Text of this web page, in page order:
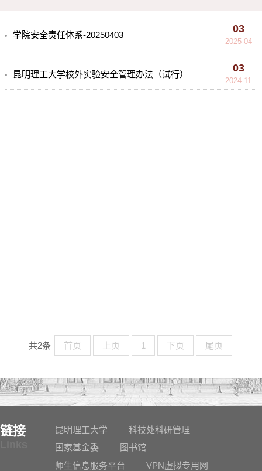
学院安全责任体系-20250403
03
2025-04
昆明理工大学校外实验安全管理办法（试行）
03
2024-11
共2条 首页 上页 1 下页 尾页
链接 昆明理工大学
科技处科研管理
国家基金委
图书馆
师生信息服务平台
VPN虚拟专用网